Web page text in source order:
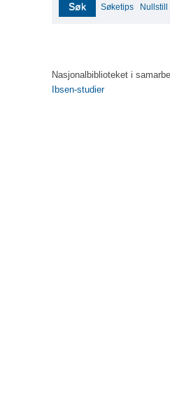
Søk Søketips Nullstill
Nasjonalbiblioteket i
Ibsen-studier